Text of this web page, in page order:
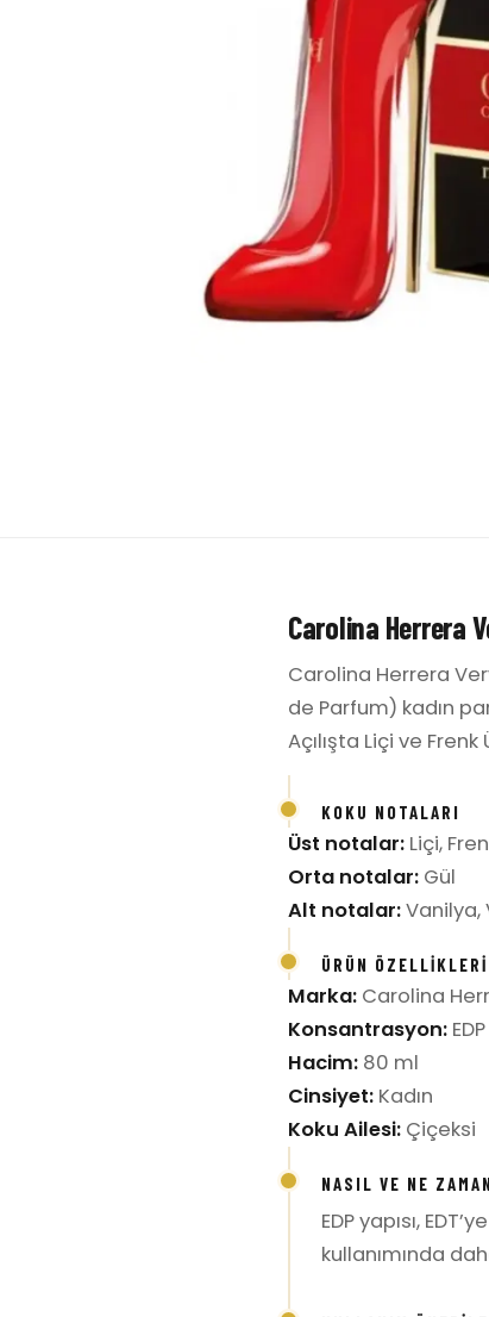
Carolina Herrera
Carolina Herrera
de Parfum) kadın
Açılışta Liçi ve
KOKU NOTALARI
Üst notalar: Liçi,
Orta notalar: Gül
Alt notalar:Vanilya,
ÜRÜN ÖZELLIKLERI
Marka: Carolina
Konsantrasyon:
Hacim: 80 ml
Cinsiyet: Kadın
Koku Ailesi: Çiçeksi
NASIL VE NE
EDP yapısı,
kullanımında